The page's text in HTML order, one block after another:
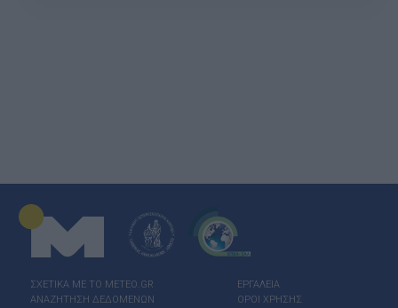
ΣΧΕΤΙΚΑ ΜΕ ΤΟ ΜΕΤΕΟ.GR
ΑΝΑΖΗΤΗΣΗ ΔΕΔΟΜΕΝΩΝ
ΕΡΓΑΛΕΙΑ
ΟΡΟΙ ΧΡΗΣΗΣ